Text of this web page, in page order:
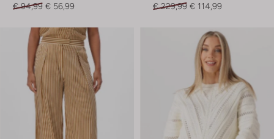
€ 94,99 € 56,99
€ 229,99 € 114,99